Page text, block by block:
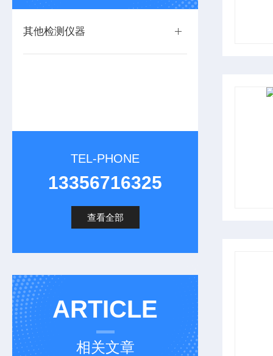
其他检测仪器
TEL-PHONE
13356716325
查看全部
ARTICLE
相关文章